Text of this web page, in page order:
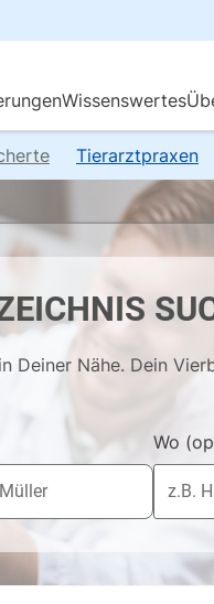
Tierarztpraxen
Deiner Nähe. Dein
Wo